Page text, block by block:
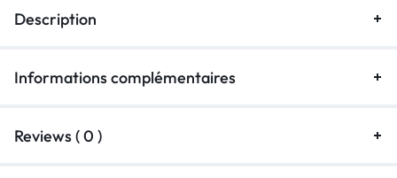
Description
Informations complémentaires
Reviews ( 0 )